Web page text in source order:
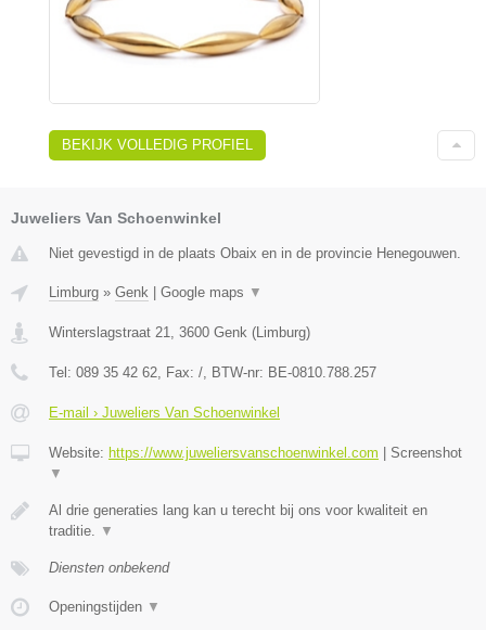
BEKIJK VOLLEDIG PROFIEL
Juweliers Van Schoenwinkel
Niet gevestigd in de plaats Obaix en in de provincie Henegouwen.
Limburg » Genk | Google maps ▼
Winterslagstraat 21 3600 Genk (Limburg)
Tel: 089 35 42 62 , Fax: / , BTW-nr: BE-0810.788.257
E-mail › Juweliers Van Schoenwinkel
Website: https://www.juweliersvanschoenwinkel.com | Screenshot
▼
Al drie generaties lang kan u terecht bij ons voor kwaliteit en
traditie.
▼
Diensten onbekend
Openingstijden ▼